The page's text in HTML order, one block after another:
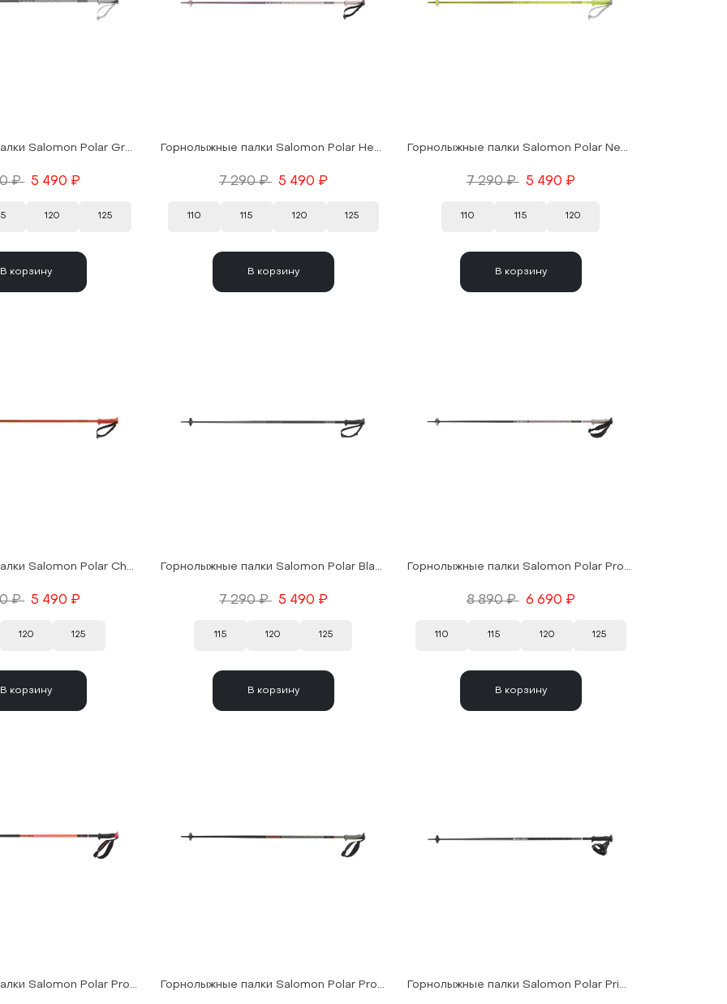
Горнолыжные палки Salomon Polar Grey Violet 25/26
₽ 5 490 ₽
120 125
В корзину
Горнолыжные палки Salomon Polar Heavenly Pink 25/26
7 290 ₽ 5 490 ₽
110 115 120 125
В корзину
Горнолыжные палки Salomon Polar Neon Yellow 25/26
7 290 ₽ 5 490 ₽
110 115 120
В корзину
Горнолыжные палки Salomon Polar Cherry Tomato 25/26
₽ 5 490 ₽
120 125
В корзину
Горнолыжные палки Salomon Polar Black 25/26
7 290 ₽ 5 490 ₽
115 120 125
В корзину
Горнолыжные палки Salomon Polar Pro Rose Gold 25/26
8 890 ₽ 6 690 ₽
110 115 120 125
В корзину
Горнолыжные палки Salomon Polar Pro S3 Flame 25/26 Горнолыжные палки Salomon Polar Pro S3 Oil Green 25/26 Горнолыжные палки Salomon Polar Primee Ergo S3 Black 25/26